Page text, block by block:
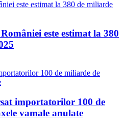
este estimat la 380
importatorilor 100 de
vamale anulate